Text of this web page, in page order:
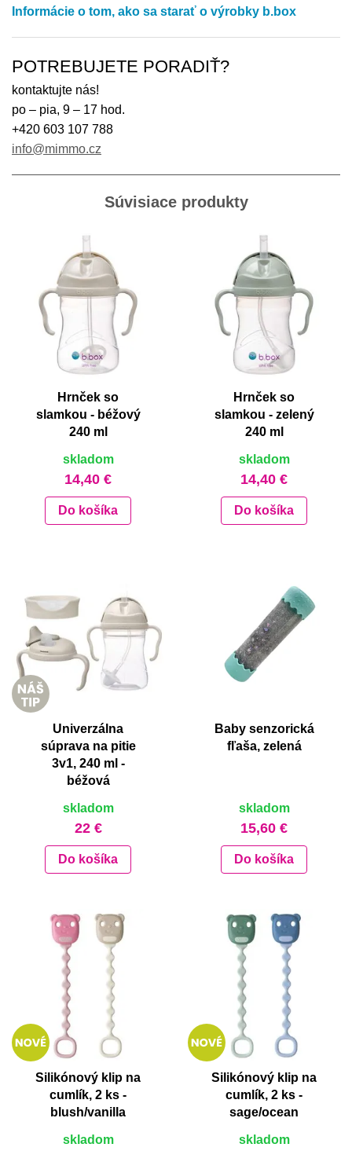
Informácie o tom, ako sa starať o výrobky b.box
POTREBUJETE PORADIŤ?
kontaktujte nás!
po – pia, 9 – 17 hod.
+420 603 107 788
info@mimmo.cz
Súvisiace produkty
Hrnček so
slamkou - béžový
240 ml
skladom
14,40 €
Do košíka
Hrnček so
slamkou - zelený
240 ml
skladom
14,40 €
Do košíka
Univerzálna
súprava na pitie
3v1, 240 ml -
béžová
skladom
22 €
Do košíka
Baby senzorická
fľaša, zelená
skladom
15,60 €
Do košíka
Silikónový klip na
cumlík, 2 ks -
blush/vanilla
skladom
Silikónový klip na
cumlík, 2 ks -
sage/ocean
skladom